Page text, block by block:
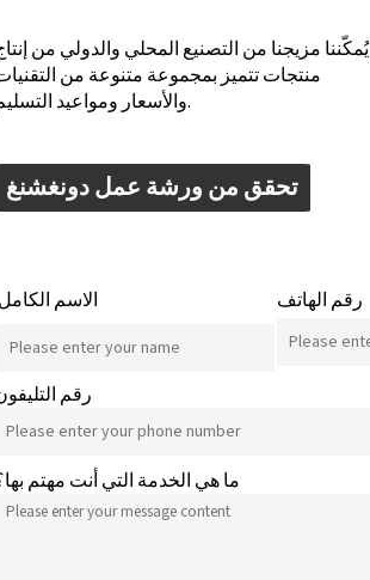
يُمكّننا مزيجنا من التصنيع المحلي والدولي من
منتجات تتميز بمجموعة متنوعة من
والأسعار ومواعيد التسليم.
تحقق من ورشة عمل دونغشنغ
الاسم الكامل رقم الهاتف
رقم
ما هي الخدمة التي أنت مهتم